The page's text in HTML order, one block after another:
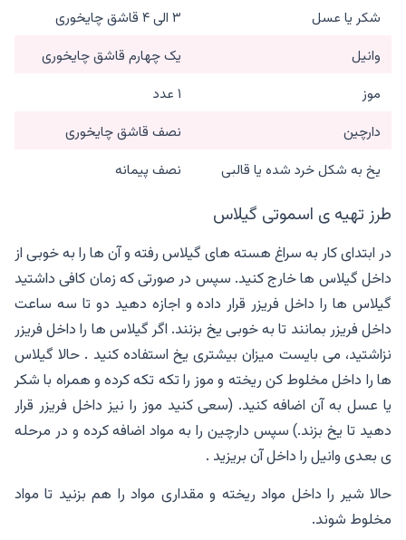
شکر یا عسل
۳ الی ۴ قاشق چایخوری
وانیل
یک چهارم قاشق چایخوری
موز
۱ عدد
دارچین
نصف قاشق چایخوری
یخ به شکل خرد شده یا قالبی
نصف پیمانه
طرز تهیه ی اسموتی گیلاس
در ابتدای کار به سراغ هسته های گیلاس رفته و آن ها را به خوبی از
داخل گیلاس ها خارج کنید. سپس در صورتی که زمان کافی داشتید
گیلاس ها را داخل فریزر قرار داده و اجازه دهید دو تا سه ساعت
داخل فریزر بمانند تا به خوبی یخ بزنند. اگر گیلاس ها را داخل فریزر
نزاشتید، می بایست میزان بیشتری یخ استفاده کنید . حالا گیلاس
ها را داخل مخلوط کن ریخته و موز را تکه تکه کرده و همراه با شکر
یا عسل به آن اضافه کنید. (سعی کنید موز را نیز داخل فریزر قرار
دهید تا یخ بزند.) سپس دارچین را به مواد اضافه کرده و در مرحله
ی بعدی وانیل را داخل آن بریزید .
حالا شیر را داخل مواد ریخته و مقداری مواد را هم بزنید تا مواد
مخلوط شوند.